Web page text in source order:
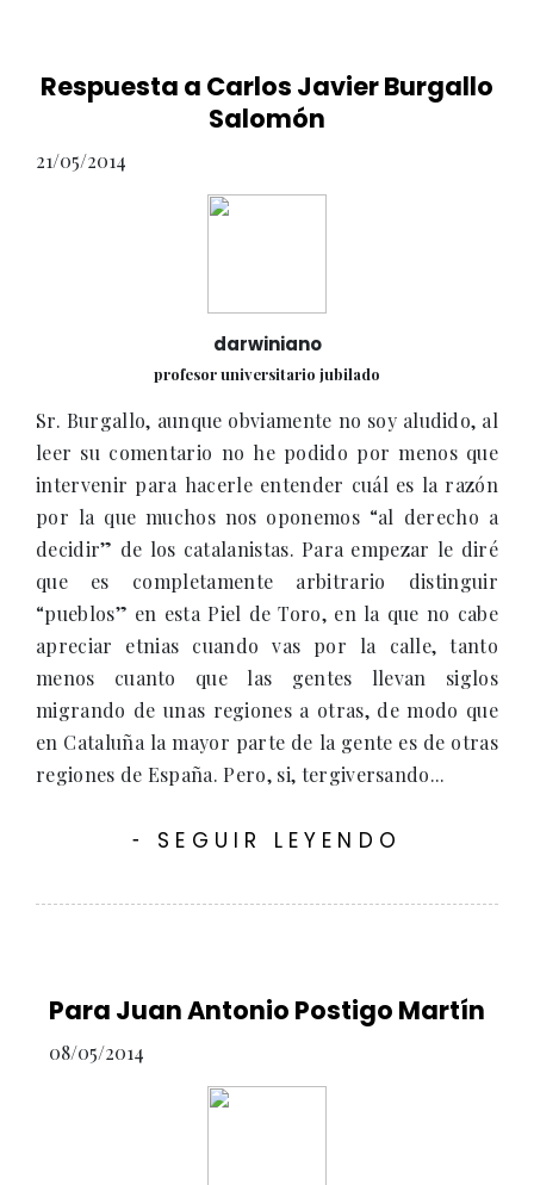
Respuesta a Carlos Javier Burgallo
Salomón
21/05/2014
darwiniano
profesor universitario jubilado
Sr. Burgallo, aunque obviamente no soy aludido, al
leer su comentario no he podido por menos que
intervenir para hacerle entender cuál es la razón
por la que muchos nos oponemos “al derecho a
decidir” de los catalanistas. Para empezar le diré
que es completamente arbitrario distinguir
“pueblos” en esta Piel de Toro, en la que no cabe
apreciar etnias cuando vas por la calle, tanto
menos cuanto que las gentes llevan siglos
migrando de unas regiones a otras, de modo que
en Cataluña la mayor parte de la gente es de otras
regiones de España. Pero, si, tergiversando...
- SEGUIR LEYENDO
Para Juan Antonio Postigo Martín
08/05/2014